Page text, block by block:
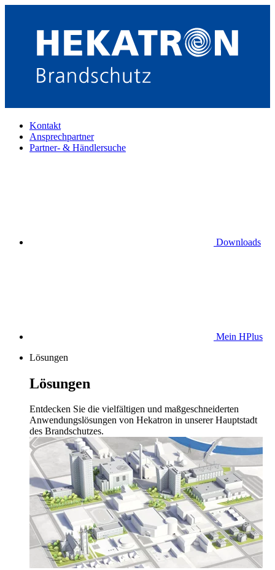
Kontakt
Ansprechpartner
Partner- & Händlersuche
Downloads
Mein HPlus
Lösungen
Lösungen
Entdecken Sie die vielfältigen und maßgeschneiderten
Anwendungslösungen von Hekatron in unserer Hauptstadt
des Brandschutzes.